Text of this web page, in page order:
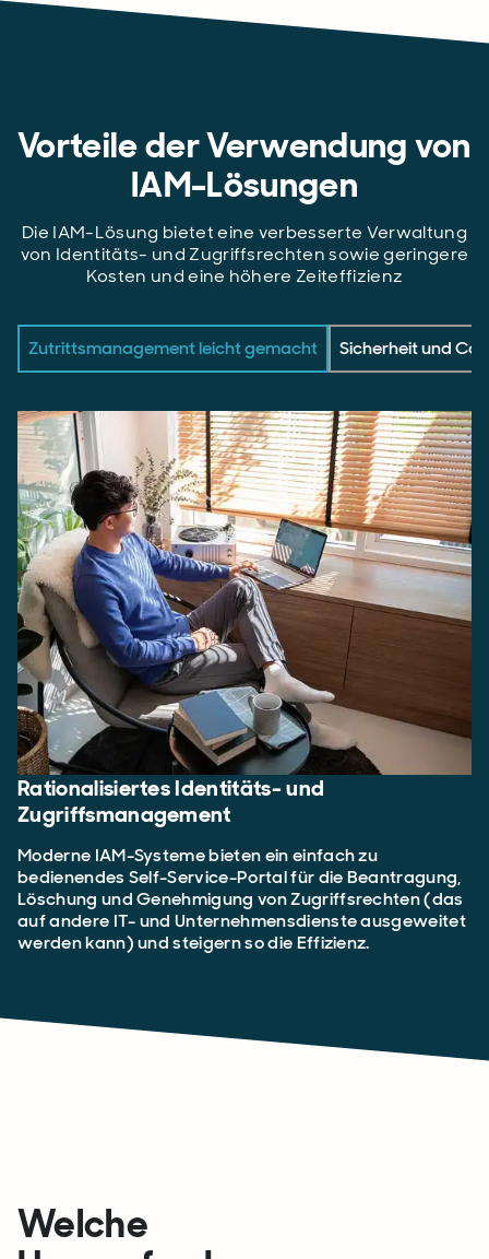
Vorteile der Verwendung von
IAM-Lösungen
Die IAM-Lösung bietet eine verbesserte Verwaltung
von Identitäts- und Zugriffsrechten sowie geringere
Kosten und eine höhere Zeiteffizienz
Zutrittsmanagement leicht gemacht Sicherheit und
Rationalisiertes Identitäts- und
Zugriffsmanagement
Moderne IAM-Systeme bieten ein einfach zu
bedienendes Self-Service-Portal für die Beantragung,
Löschung und Genehmigung von Zugriffsrechten (das
auf andere IT- und Unternehmensdienste ausgeweitet
werden kann) und steigern so die Effizienz.
Welche